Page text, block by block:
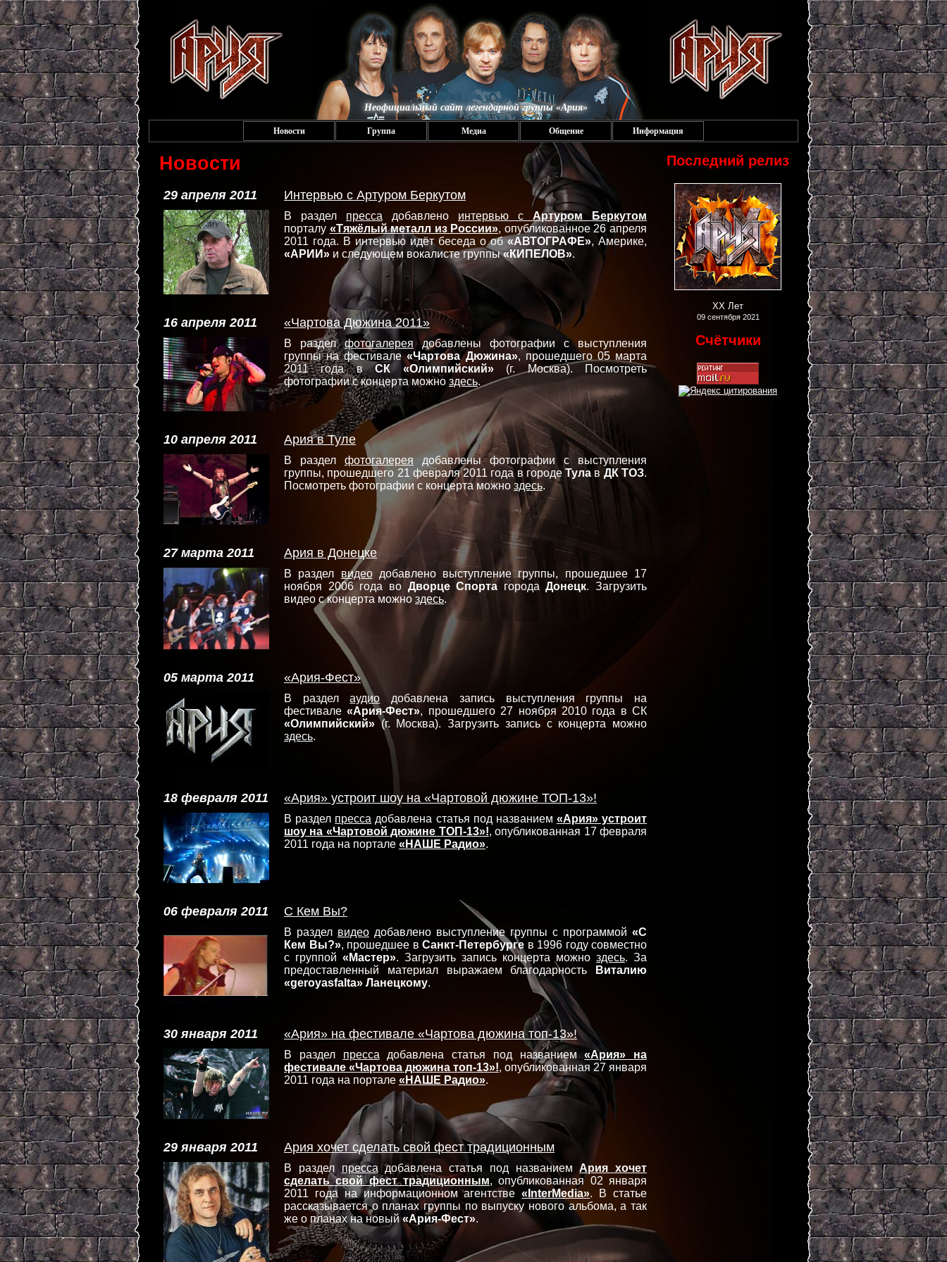
Неофициальный сайт легендарной группы «Ария»
Новости Группа Медиа Общение Информация
Последний релиз
XX Лет
09 сентября 2021
Счётчики
Новости
29 апреля 2011 Интервью с Артуром Беркутом
В раздел пресса добавлено интервью с Артуром Беркутом
порталу «Тяжёлый металл из России», опубликованное 26 апреля
2011 года. В интервью идёт беседа о об «АВТОГРАФЕ», Америке,
«АРИИ» и следующем вокалисте группы«КИПЕЛОВ».
16 апреля 2011 «Чартова Дюжина 2011»
В разделфотогалерея добавлены фотографии с выступления
группы на фестивале«Чартова Дюжина», прошедшего 05 марта
2011 года вСК «Олимпийский»(г. Москва). Посмотреть
фотографии с концерта можно здесь.
10 апреля 2011 Ария в Туле
В раздел фотогалереядобавлены фотографии с выступления
группы, прошедшего 21 февраля 2011 года в городеТула в ДК ТОЗ.
Посмотреть фотографии с концерта можно здесь.
27 марта 2011 Ария в Донецке
В раздел видеодобавлено выступление группы, прошедшее 17
ноября 2006 года во Дворце Спорта городаДонецк. Загрузить
видео с концерта можно здесь.
05 марта 2011 «Ария-Фест»
В разделаудио добавлена запись выступления группы на
фестивале«Ария-Фест», прошедшего 27 ноября 2010 года в СК
«Олимпийский» (г. Москва). Загрузить запись с концерта можно
здесь.
18 февраля 2011 «Ария» устроит шоу на «Чартовой дюжине ТОП-13»!
В раздел пресса добавлена статья под названием «Ария» устроит
шоу на «Чартовой дюжине ТОП-13»!, опубликованная 17 февраля
2011 года на портале «НАШЕ Радио».
06 февраля 2011 С Кем Вы?
В раздел видео добавлено выступление группы с программой «С
Кем Вы?», прошедшее в Санкт-Петербурге в 1996 году совместно
с группой «Мастер». Загрузить запись концерта можно здесь. За
предоставленный материал выражаем благодарность
Виталию
«geroyasfalta» Ланецкому.
30 января 2011 «Ария» на фестивале «Чартова дюжина топ-13»!
В раздел пресса добавлена статья под названием«Ария» на
фестивале «Чартова дюжина топ-13»!, опубликованная 27 января
2011 года на портале «НАШЕ Радио».
29 января 2011 Ария хочет сделать свой фест традиционным
В раздел пресса добавлена статья под названиемАрия хочет
сделать свой фест традиционным, опубликованная 02 января
2011 года на информационном агентстве«InterMedia». В статье
рассказывается о планах группы по выпуску нового альбома, а так
же о планах на новый«Ария-Фест».